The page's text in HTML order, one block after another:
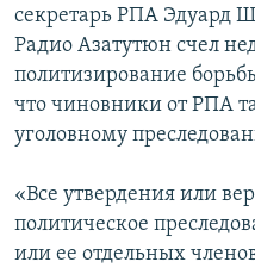
секретарь РПА Эдуард
Радио Азатутюн счел
политизирование
что чиновники от РПА
уголовному
«Все утвердения или
политическое
или ее отдельных